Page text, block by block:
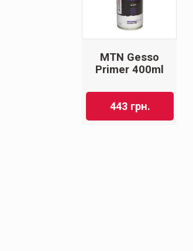
MTN Gesso
Primer 400ml
443 грн.